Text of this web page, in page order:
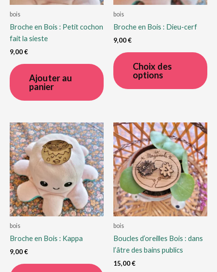
bois
Broche en Bois : Petit cochon
fait la sieste
9,00€
Ajouter au
panier
bois
Broche en Bois : Dieu-cerf
9,00€
Choix des
options
a
sur
la
du
bois
Broche en Bois : Kappa
9,00€
bois
Boucles d’oreilles Bois : dans
l’âtre des bains publics
15,00€